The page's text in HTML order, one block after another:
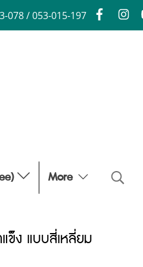
078 / 053-015-197
More
ข็ง แบบสี่เหลี่ยม